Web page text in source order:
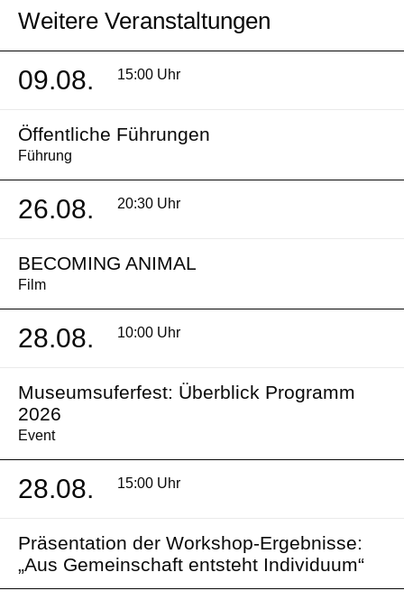
Weitere Veranstaltungen
09.08. 15:00 Uhr
Öffentliche Führungen
Führung
26.08. 20:30 Uhr
BECOMING ANIMAL
Film
28.08. 10:00 Uhr
Museumsuferfest: Überblick Programm
2026
Event
28.08. 15:00 Uhr
Präsentation der Workshop-Ergebnisse:
„Aus Gemeinschaft entsteht Individuum“